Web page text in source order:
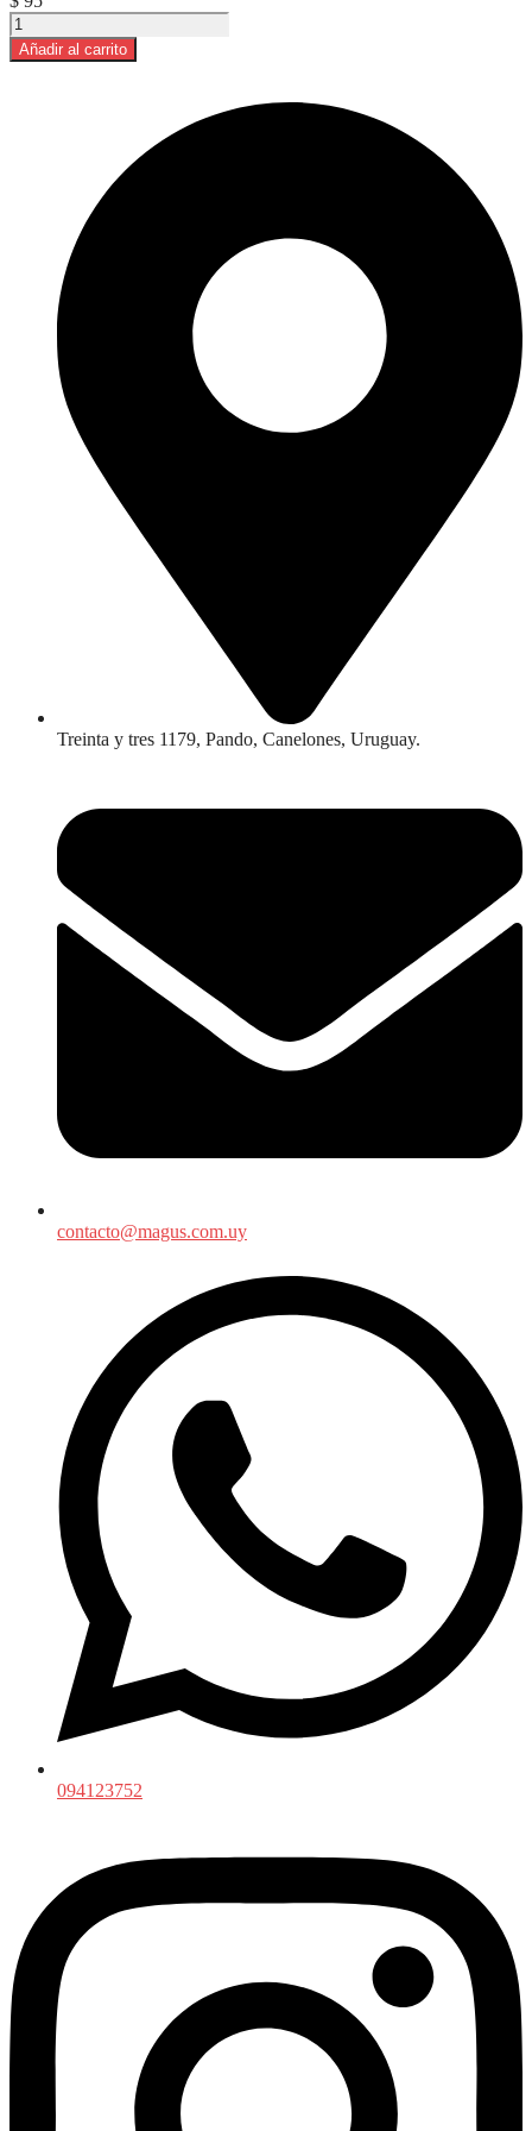
Chupetin
Berbulito
600gr
Añadir al carrito
Treinta y tres 1179, Pando, Canelones, Uruguay.
contacto@magus.com.uy
094123752